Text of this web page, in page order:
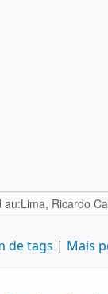
de tags Mais